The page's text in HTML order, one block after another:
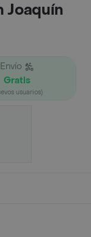
Joaquín
Envío
Gratis
usuarios)